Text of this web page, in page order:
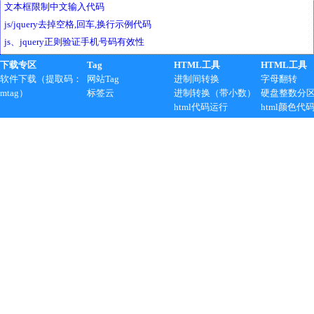
文本框限制中文输入代码
js/jquery去掉空格,回车,换行示例代码
js、jquery正则验证手机号码有效性
下载专区
软件下载（提取码：
mtag）
Tag
网站Tag
标签云
HTML工具
进制间转换
进制转换（带小数）
html代码运行
HTML工具
字母翻转
硬盘整数分
html颜色代码